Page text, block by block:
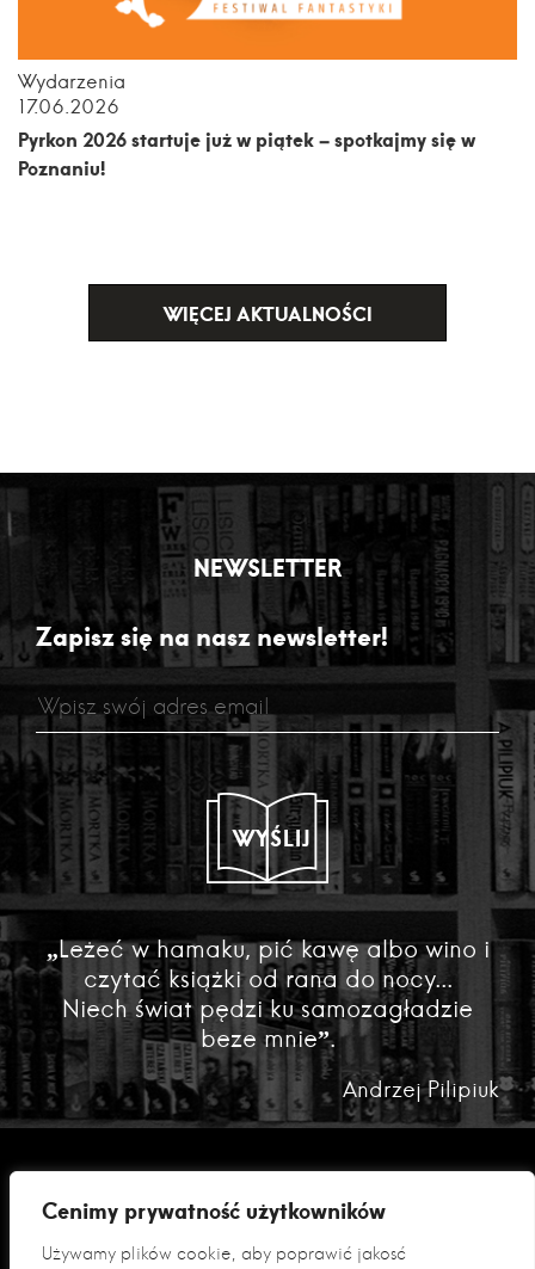
Cenimy prywatność użytkowników
Używamy plików cookie, aby poprawić jakość
Wydarzenia
17.06.2026
Pyrkon 2026 startuje już w piątek – spotkajmy się w
Poznaniu!
WIĘCEJ AKTUALNOŚCI
NEWSLETTER
Zapisz się na nasz newsletter!
WYŚLIJ
„Leżeć w hamaku, pić kawę albo wino i
czytać książki od rana do nocy...
Niech świat pędzi ku samozagładzie
beze mnie”.
Andrzej Pilipiuk